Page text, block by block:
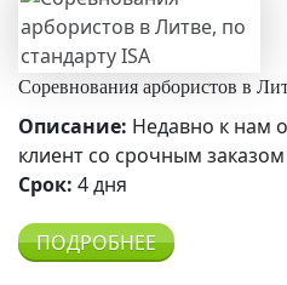
Соревнования арбористов в
Описание: Недавно к нам
клиент со срочным
Срок: 4 дня
ПОДРОБНЕЕ